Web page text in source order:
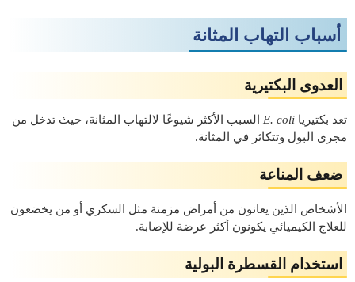
أسباب التهاب المثانة
العدوى البكتيرية
تعد بكتيريا E. coli السبب الأكثر شيوعًا لالتهاب المثانة، حيث تدخل من
مجرى البول وتتكاثر في المثانة.
ضعف المناعة
الأشخاص الذين يعانون من أمراض مزمنة مثل السكري أو من يخضعون
للعلاج الكيميائي يكونون أكثر عرضة للإصابة.
استخدام القسطرة البولية